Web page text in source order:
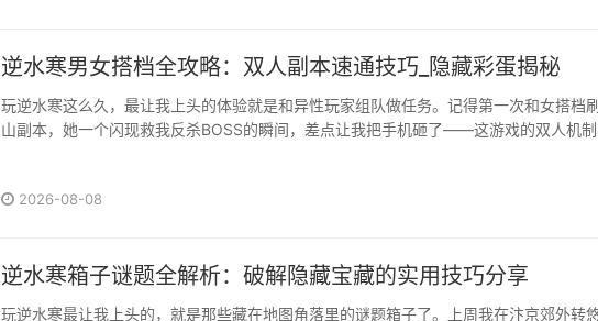
逆水寒男女搭档全攻略：双人副本速通技巧_隐藏彩蛋揭秘
玩逆水寒这么久，最让我上头的体验就是和异性玩家组队做任务。记得第一次和女搭档
山副本，她一个闪现救我反杀BOSS的瞬间，差点让我把手机砸了——这游戏的双人机制
2026-08-08
逆水寒箱子谜题全解析：破解隐藏宝藏的实用技巧分享
玩逆水寒最让我上头的，就是那些藏在地图角落里的谜题箱子了。上周我在汴京郊外转悠